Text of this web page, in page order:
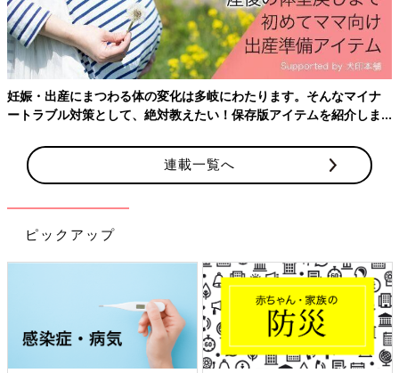
すぎてしまうことが多いので気をつけましょう。
■1歳3ケ月～1歳6ケ月：約4時間～6時間
一般的に日中の睡眠が2回から1回に移行していく時期。1回に移
行後は、活動時間が5～6時間になります。子どもにもよります
が、「朝起きてから昼寝までが5時間、昼寝から起きたら5時間か
ら6時間で就寝」というスケジュールが理想的です。
■1歳6ケ月～ ：約6時間
■4～5歳：約5～12時間
-意外と赤ちゃんが起きていられる時間は短いんですね。
愛波さん：そうなんです。でも、多くのお母さんは赤ちゃんを疲
れさせすぎてしまい、ストレスホルモンが過剰に分泌されテンシ
ョンの上がった赤ちゃんを見て、「うちの子はまだ眠くないんだ
わ」って勘違いしてしまうことも。そしてもっと疲れさせようと
する悪循環に陥ってしまうんです。
妊娠・出産にまつわる体の変化は多岐にわたります。そんなマイナ
ートラブル対策として、絶対教えたい！保存版アイテムを紹介しま
連載一覧へ
ピックアップ